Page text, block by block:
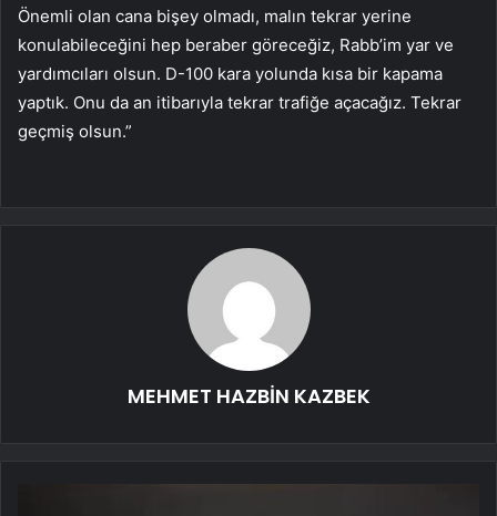
Önemli olan cana bişey olmadı, malın tekrar yerine
konulabileceğini hep beraber göreceğiz, Rabb’im yar ve
yardımcıları olsun. D-100 kara yolunda kısa bir kapama
yaptık. Onu da an itibarıyla tekrar trafiğe açacağız. Tekrar
geçmiş olsun.”
MEHMET HAZBİN KAZBEK